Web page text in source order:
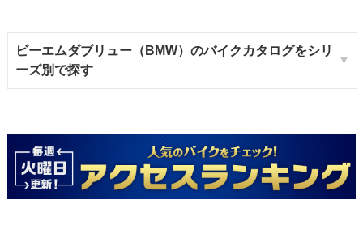
ビーエムダブリュー（BMW）のバイクカタログをシリ
ーズ別で探す